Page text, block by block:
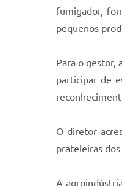
fumigador,
pequenos
Para o gestor,
participar de
O diretor
prateleiras
A